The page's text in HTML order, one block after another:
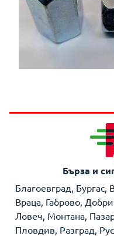
Бърза и
Благоевград,
Враца, Габрово,
Ловеч, Монтана,
Пловдив, Разград,